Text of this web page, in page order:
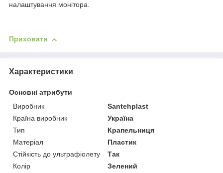
налаштування монітора.
Приховати
Характеристики
Основні атрибути
Виробник
Santehplast
Країна виробник
Україна
Тип
Крапельниця
Матеріал
Пластик
Стійкість до ультрафіолету
Так
Колір
Зелений